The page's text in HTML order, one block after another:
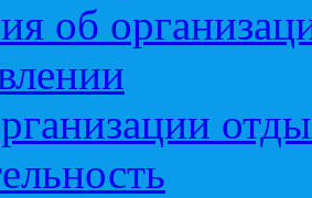
об